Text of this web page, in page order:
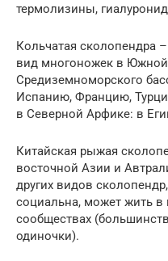
термолизины,
Кольчатая сколопендра
вид многоножек в Южной
Средиземноморского
Испанию, Францию,
в Северной Арфике: в
Китайская рыжая
восточной Азии и
других видов
социальна, может жить в
сообществах
одиночки).